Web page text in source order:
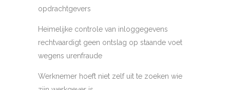
opdrachtgevers
Heimelijke controle van inloggegevens
rechtvaardigt geen ontslag op staande voet
wegens urenfraude
Werknemer hoeft niet zelf uit te zoeken wie